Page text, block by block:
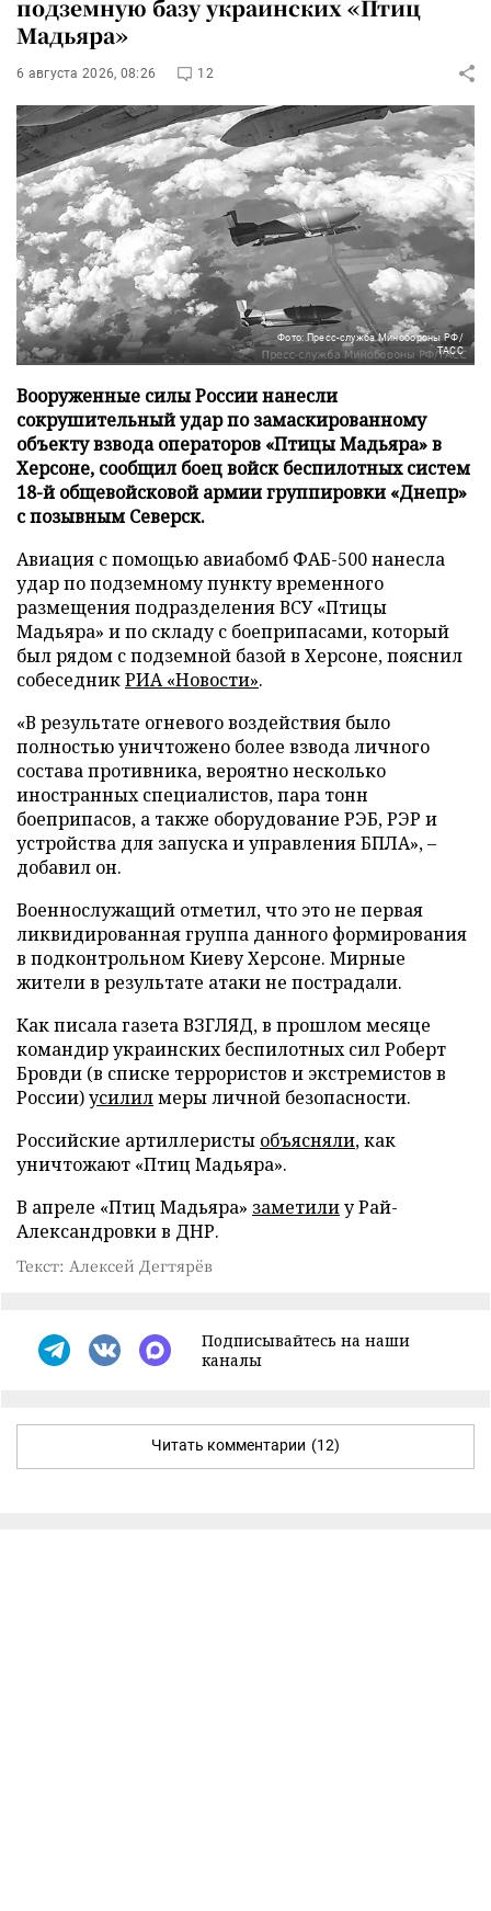
подземную базу украинских «Птиц
Мадьяра»
6 августа 2026, 08:26 12
Фото: Пресс-служба Минобороны РФ/
ТАСС
Вооруженные силы России нанесли
сокрушительный удар по замаскированному
объекту взвода операторов «Птицы Мадьяра» в
Херсоне, сообщил боец войск беспилотных систем
18-й общевойсковой армии группировки «Днепр»
с позывным Северск.
Авиация с помощью авиабомб ФАБ-500 нанесла
удар по подземному пункту временного
размещения подразделения ВСУ «Птицы
Мадьяра» и по складу с боеприпасами, который
был рядом с подземной базой в Херсоне, пояснил
собеседникРИА «Новости».
«В результате огневого воздействия было
полностью уничтожено более взвода личного
состава противника, вероятно несколько
иностранных специалистов, пара тонн
боеприпасов, а также оборудование РЭБ, РЭР и
устройства для запуска и управления БПЛА», –
добавил он.
Военнослужащий отметил, что это не первая
ликвидированная группа данного формирования
в подконтрольном Киеву Херсоне. Мирные
жители в результате атаки не пострадали.
Как писала газета ВЗГЛЯД, в прошлом месяце
командир украинских беспилотных сил Роберт
Бровди (в списке террористов и экстремистов в
России)усилилмеры личной безопасности.
Российские артиллеристы объясняли, как
уничтожают «Птиц Мадьяра».
В апреле «Птиц Мадьяра» заметилиу Рай-
Александровки в ДНР.
Текст: Алексей Дегтярёв
Подписывайтесь на наши
каналы
Читать комментарии (12)